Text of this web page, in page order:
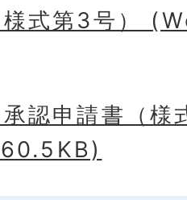
様式第3号）
認申請書（